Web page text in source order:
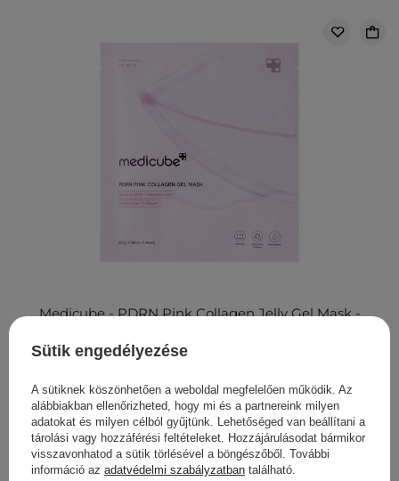
Medicube - PDRN Pink Collagen Jelly Gel Mask -
Sütik engedélyezése
A sütiknek köszönhetően a weboldal megfelelően működik. Az
alábbiakban ellenőrizheted, hogy mi és a partnereink milyen
adatokat és milyen célból gyűjtünk. Lehetőséged van beállítani a
tárolási vagy hozzáférési feltételeket. Hozzájárulásodat bármikor
visszavonhatod a sütik törlésével a böngészőből. További
információ az adatvédelmi szabályzatban található.